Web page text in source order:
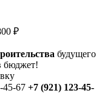
₽
будущего
бюджет!
45-67 +7 (921) 123-45-